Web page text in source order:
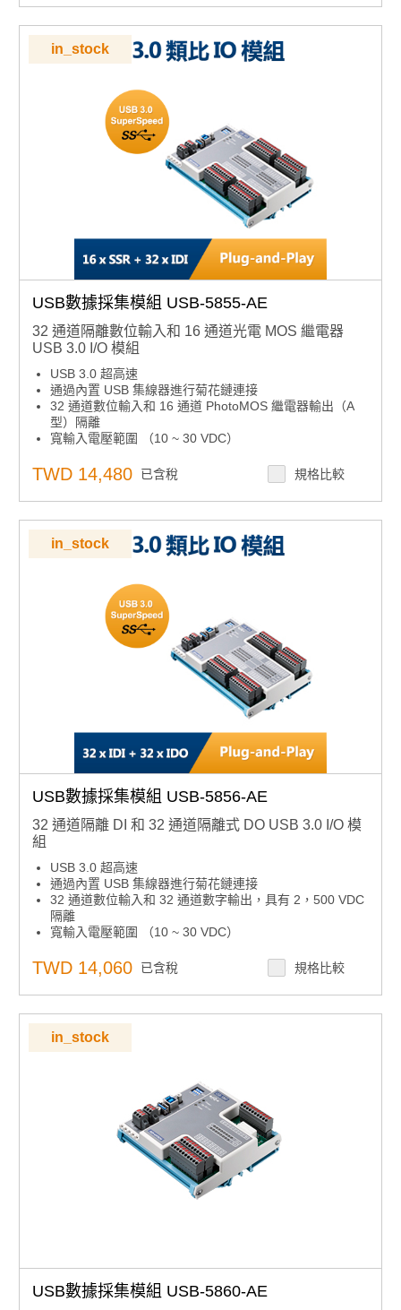
dB
2 個轉速計輸入，用於週期或頻率測量
4 通道隔離數位輸入和 4 通道隔離數字輸出
in_stock
USB數據採集模組 USB-5855-AE
32 通道隔離數位輸入和 16 通道光電 MOS 繼電器
USB 3.0 I/O 模組
USB 3.0 超高速
通過內置 USB 集線器進行菊花鏈連接
32 通道數位輸入和 16 通道 PhotoMOS 繼電器輸出（A
型）隔離
寬輸入電壓範圍 （10 ~ 30 VDC）
快速拆卸歐式連接器
用於顯示 I/O 狀態的 LED 指示燈
支援的操作系統： Windows XP/7/8/10
TWD 14,480 已含稅 規格比較
in_stock
USB數據採集模組 USB-5856-AE
32 通道隔離 DI 和 32 通道隔離式 DO USB 3.0 I/O 模
組
USB 3.0 超高速
通過內置 USB 集線器進行菊花鏈連接
32 通道數位輸入和 32 通道數字輸出，具有 2，500 VDC
隔離
寬輸入電壓範圍 （10 ~ 30 VDC）
mA/通道）
快速拆卸歐式連接器
用於顯示 I/O 狀態的 LED 指示燈
支援的操作系統： Windows XP/7/8/10
TWD 14,060 已含稅 規格比較
in_stock
USB數據採集模組 USB-5860-AE